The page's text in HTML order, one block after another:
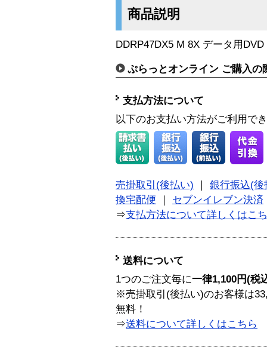
商品説明
DDRP47DX5 M 8X データ用DVD
ぷらっとオンライン ご購入の
支払方法について
以下のお支払い方法がご利用で
売掛取引(後払い)
銀行振込(後
換宅配便
セブンイレブン決済
⇒支払方法について詳しくはこ
送料について
1つのご注文毎に一律1,100円(税
※売掛取引(後払い)のお客様は
無料！
⇒送料について詳しくはこちら